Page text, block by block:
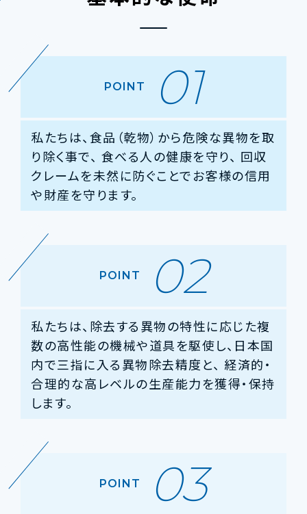
POINT 01
私たちは、食品（乾物）から危険な異物を取
り除く事で、 食べる人の健康を守り、 回収
クレームを未然に防ぐことでお客様の信用
や財産を守ります。
POINT 02
私たちは、除去する異物の特性に応じた複
数の高性能の機械や道具を駆使し、日本国
内で三指に入る異物除去精度と、 経済的・
合理的な高レベルの生産能力を獲得・保持
します。
POINT 03